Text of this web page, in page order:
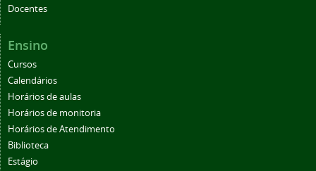
Docentes
Ensino
Cursos
Calendários
Horários de aulas
Horários de monitoria
Horários de Atendimento
Biblioteca
Estágio